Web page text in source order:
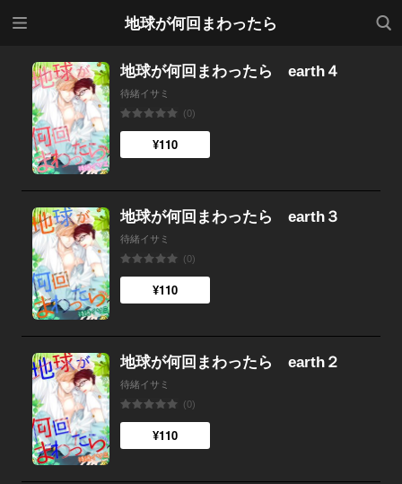
地球が何回まわったら
検索
地球が何回まわったら earth４
待緒イサミ
(0)
¥110
地球が何回まわったら earth３
待緒イサミ
(0)
¥110
地球が何回まわったら earth２
待緒イサミ
(0)
¥110